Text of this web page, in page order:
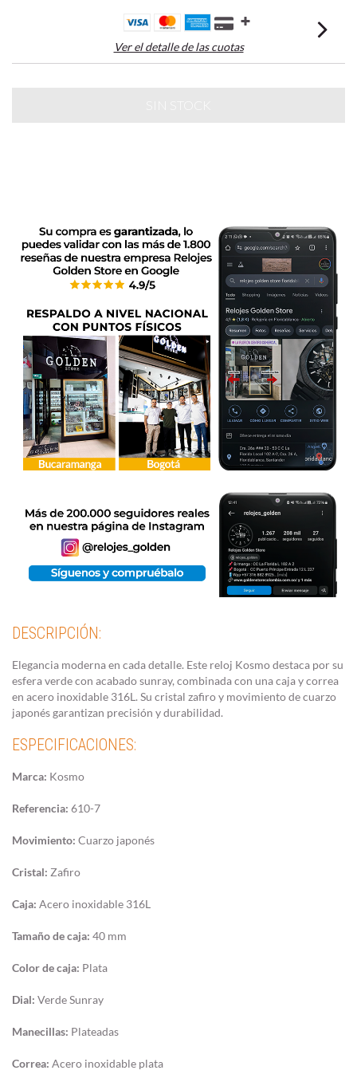
Ver el detalle de las cuotas
DESCRIPCIÓN:
Elegancia moderna en cada detalle. Este reloj Kosmo destaca por su
esfera verde con acabado sunray, combinada con una caja y correa
en acero inoxidable 316L. Su cristal zafiro y movimiento de cuarzo
japonés garantizan precisión y durabilidad.
ESPECIFICACIONES:
Marca: Kosmo
Referencia: 610-7
Movimiento: Cuarzo japonés
Cristal: Zafiro
Caja: Acero inoxidable 316L
Tamaño de caja: 40 mm
Color de caja: Plata
Dial: Verde Sunray
Manecillas: Plateadas
Correa: Acero inoxidable plata